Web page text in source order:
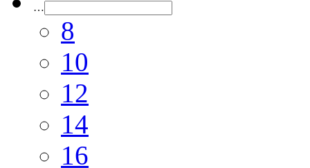
…
8
10
12
14
16